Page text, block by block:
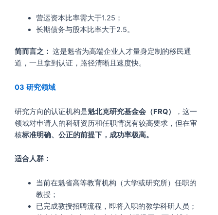
营运资本比率需大于1.25；
长期债务与股本比率大于2.5。
简而言之： 这是魁省为高端企业人才量身定制的移民通
道，一旦拿到认证，路径清晰且速度快。
03 研究领域
研究方向的认证机构是魁北克研究基金会（FRQ）
，这一
领域对申请人的科研资历和任职情况有较高要求，但在审
核标准明确、公正的前提下，成功率极高。
适合人群：
当前在魁省高等教育机构（大学或研究所）任职的
教授；
已完成教授招聘流程，即将入职的教学科研人员；